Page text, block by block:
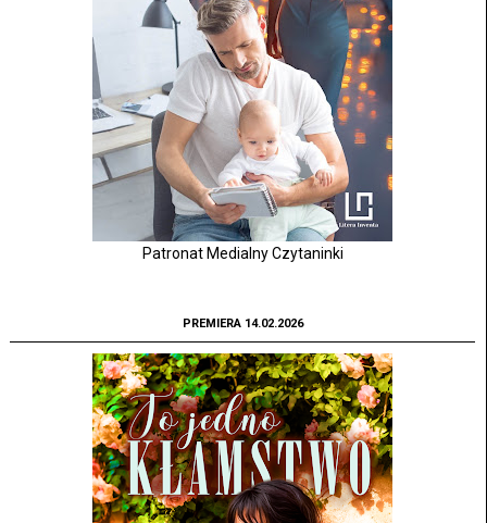
Patronat Medialny Czytaninki
PREMIERA 14.02.2026